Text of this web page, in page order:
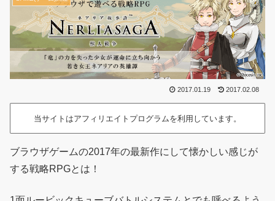
2017.01.19 2017.02.08
当サイトはアフィリエイトプログラムを利用しています。
ブラウザゲームの2017年の最新作にして懐かしい感じが
する戦略RPGとは！